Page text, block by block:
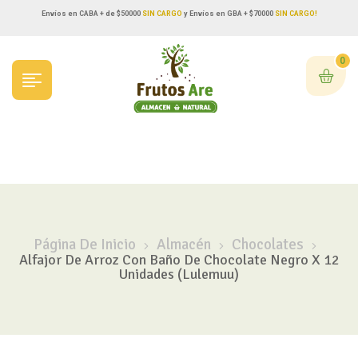
Envíos en CABA + de $50000SIN CARGO y Envíos en GBA + $70000 SIN CARGO!
0
Página De Inicio Almacén Chocolates
Alfajor De Arroz Con Baño De Chocolate Negro X 12
Unidades (Lulemuu)